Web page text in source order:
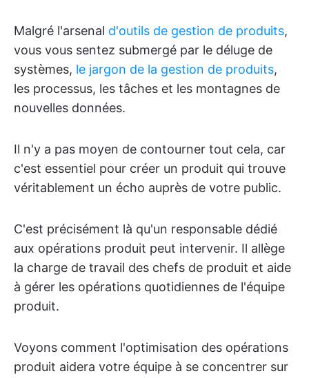
Malgré l'arsenal d'outils de gestion de produits,
vous vous sentez submergé par le déluge de
systèmes, le jargon de la gestion de produits,
les processus, les tâches et les montagnes de
nouvelles données.
Il n'y a pas moyen de contourner tout cela, car
c'est essentiel pour créer un produit qui trouve
véritablement un écho auprès de votre public.
C'est précisément là qu'un responsable dédié
aux opérations produit peut intervenir. Il allège
la charge de travail des chefs de produit et aide
à gérer les opérations quotidiennes de l'équipe
produit.
Voyons comment l'optimisation des opérations
produit aidera votre équipe à se concentrer sur